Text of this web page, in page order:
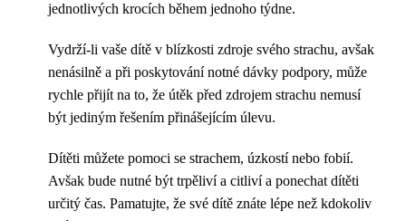
jednotlivých krocích během jednoho týdne.
Vydrží-li vaše dítě v blízkosti zdroje svého strachu, avšak
nenásilně a při poskytování notné dávky podpory, může
rychle přijít na to, že útěk před zdrojem strachu nemusí
být jediným řešením přinášejícím úlevu.
Dítěti můžete pomoci se strachem, úzkostí nebo fobií.
Avšak bude nutné být trpěliví a citliví a ponechat dítěti
určitý čas. Pamatujte, že své dítě znáte lépe než kdokoliv